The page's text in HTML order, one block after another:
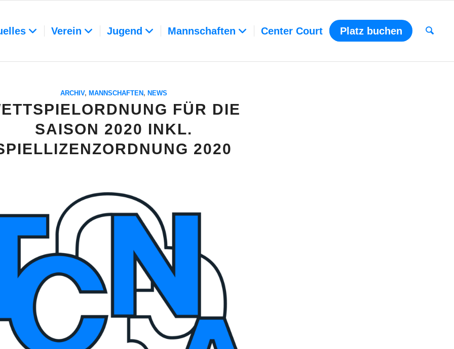
Verein Jugend Mannschaften Center Court Platz buchen
ARCHIV, MANNSCHAFTEN , NEWS
FÜR DIE
SAISON 2020 INKL.
2020